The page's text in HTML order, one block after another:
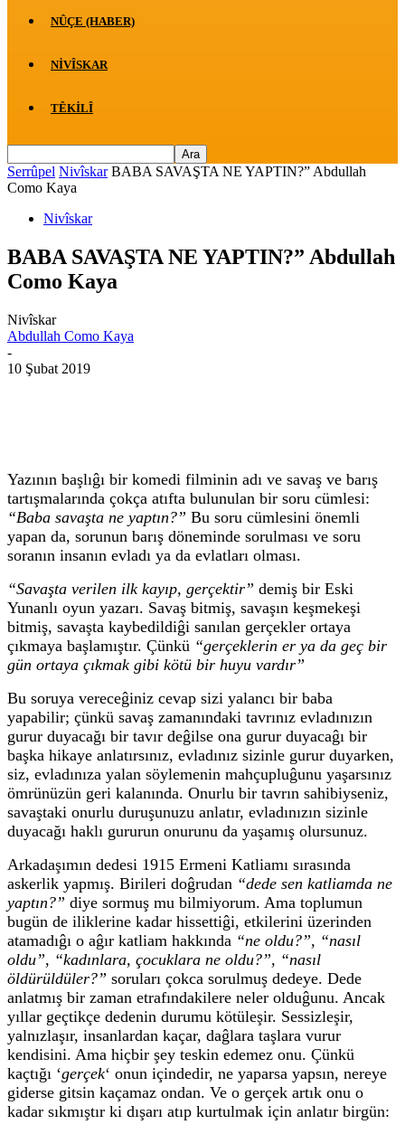
NÛÇE (HABER)
NIVÎSKAR
TÊKILÎ
Serrûpel Nivîskar BABA SAVAŞTA NE YAPTIN?” Abdullah
Como Kaya
Nivîskar
BABA SAVAŞTA NE YAPTIN?” Abdullah
Como Kaya
Nivîskar
Abdullah Como Kaya
-
10 Şubat 2019
Yazının başlıĝı bir komedi filminin adı ve savaş ve barış
tartışmalarında çokça atıfta bulunulan bir soru cümlesi:
“Baba savaşta ne yaptın?” Bu soru cümlesini önemli
yapan da, sorunun barış döneminde sorulması ve soru
soranın insanın evladı ya da evlatları olması.
“Savaşta verilen ilk kayıp, gerçektir” demiş bir Eski
Yunanlı oyun yazarı. Savaş bitmiş, savaşın keşmekeşi
bitmiş, savaşta kaybedildiĝi sanılan gerçekler ortaya
çıkmaya başlamıştır. Çünkü “gerçeklerin er ya da geç bir
gün ortaya çıkmak gibi kötü bir huyu vardır”
Bu soruya vereceĝiniz cevap sizi yalancı bir baba
yapabilir; çünkü savaş zamanındaki tavrınız evladınızın
gurur duyacağı bir tavır deĝilse ona gurur duyacaĝı bir
başka hikaye anlatırsınız, evladınız sizinle gurur duyarken,
siz, evladınıza yalan söylemenin mahçupluĝunu yaşarsınız
ömrünüzün geri kalanında. Onurlu bir tavrın sahibiyseniz,
savaştaki onurlu duruşunuzu anlatır, evladınızın sizinle
duyacağı haklı gururun onurunu da yaşamış olursunuz.
Arkadaşımın dedesi 1915 Ermeni Katliamı sırasında
askerlik yapmış. Birileri doĝrudan “dede sen katliamda ne
yaptın?” diye sormuş mu bilmiyorum. Ama toplumun
bugün de iliklerine kadar hissettiĝi, etkilerini üzerinden
atamadıĝı o aĝır katliam hakkında “ne oldu?”, “nasıl
oldu”, “kadınlara, çocuklara ne oldu?”, “nasıl
öldürüldüler?” soruları çokca sorulmuş dedeye. Dede
anlatmış bir zaman etrafındakilere neler olduĝunu. Ancak
yıllar geçtikçe dedenin durumu kötüleşir. Sessizleşir,
yalnızlaşır, insanlardan kaçar, daĝlara taşlara vurur
kendisini. Ama hiçbir şey teskin edemez onu. Çünkü
kaçtığı ‘gerçek‘ onun içindedir, ne yaparsa yapsın, nereye
giderse gitsin kaçamaz ondan. Ve o gerçek artık onu o
kadar sıkmıştır ki dışarı atıp kurtulmak için anlatır birgün: